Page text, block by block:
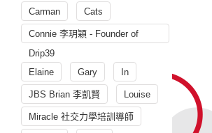
Carman Cats
Connie 李玥穎 - Founder of
Drip39
Elaine
Gary In
JBS Brian 李凱賢 Louise
Miracle 社交力學培訓導師